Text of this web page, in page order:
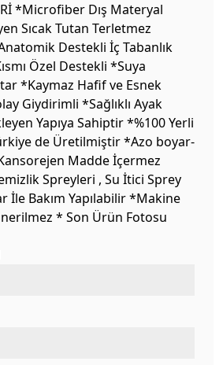
*Microfiber Dış Materyal
Sıcak Tutan Terletmez
Destekli İç Tabanlık
Özel Destekli *Suya
*Kaymaz Hafif ve Esnek
Giydirimli *Sağlıklı Ayak
Yapıya Sahiptir *%100 Yerli
de Üretilmiştir *Azo boyar-
Madde İçermez
Spreyleri , Su İtici Sprey
İle Bakım Yapılabilir *Makine
* Son Ürün Fotosu